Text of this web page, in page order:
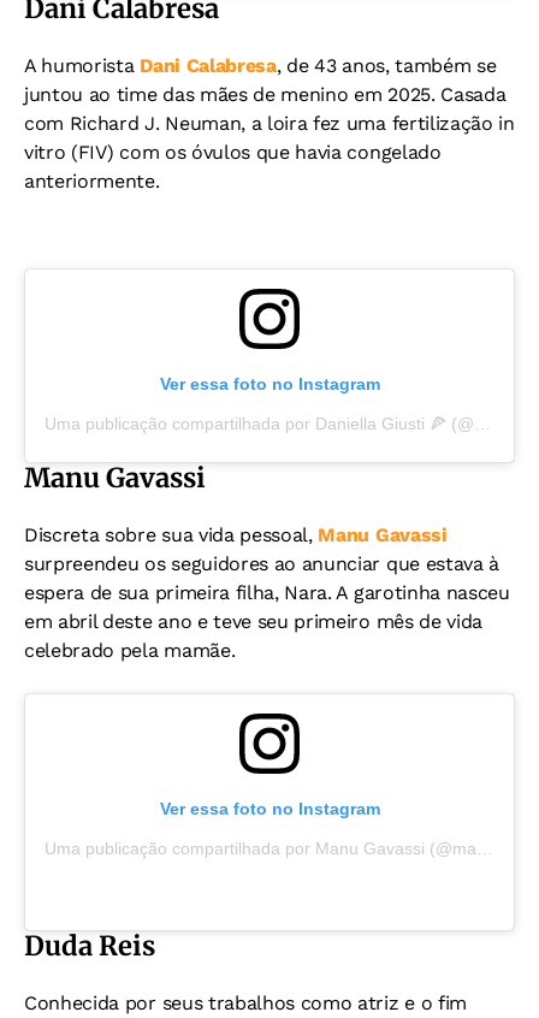
Dani Calabresa
A humorista Dani Calabresa, de 43 anos, também se
juntou ao time das mães de menino em 2025. Casada
com Richard J. Neuman, a loira fez uma fertilização in
vitro (FIV) com os óvulos que havia congelado
anteriormente.
Ver essa foto no Instagram
Manu Gavassi
Discreta sobre sua vida pessoal, Manu Gavassi
surpreendeu os seguidores ao anunciar que estava à
espera de sua primeira filha, Nara. A garotinha nasceu
em abril deste ano e teve seu primeiro mês de vida
celebrado pela mamãe.
Ver essa foto no Instagram
Duda Reis
Conhecida por seus trabalhos como atriz e o fim